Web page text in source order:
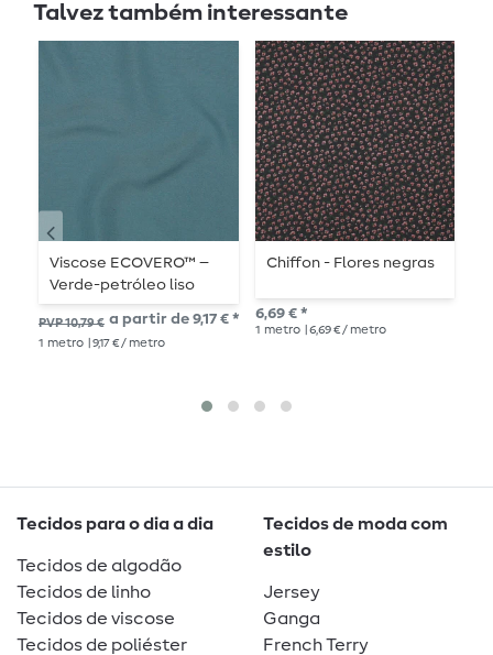
Talvez também interessante
Viscose ECOVERO™ –
Verde-petróleo liso
PVP 10,79 € a partir de 9,17 € *
1 metro | 9,17 € / metro
Chiffon - Flores negras
6,69 € *
1 metro | 6,69 € / metro
Tecidos para o dia a dia
Tecidos de algodão
Tecidos de linho
Tecidos de viscose
Tecidos de poliéster
Tecidos de moda com
estilo
Jersey
Ganga
French Terry